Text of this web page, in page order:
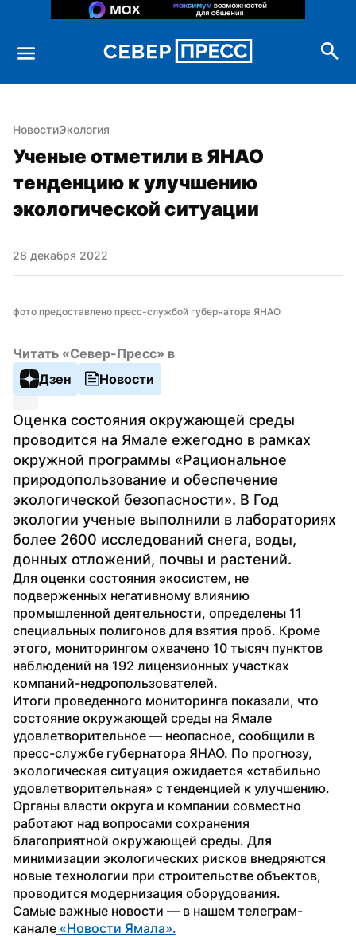
НовостиЭкология
Ученые отметили в ЯНАО
тенденцию к улучшению
экологической ситуации
28 декабря 2022
фото предоставлено пресс-службой губернатора ЯНАО
Читать «Север-Пресс» в
Дзен
Новости
Оценка состояния окружающей среды
проводится на Ямале ежегодно в рамках
окружной программы «Рациональное
природопользование и обеспечение
экологической безопасности». В Год
экологии ученые выполнили в лабораториях
более 2600 исследований снега, воды,
донных отложений, почвы и растений.
Для оценки состояния экосистем, не
подверженных негативному влиянию
промышленной деятельности, определены 11
специальных полигонов для взятия проб. Кроме
этого, мониторингом охвачено 10 тысяч пунктов
наблюдений на 192 лицензионных участках
компаний-недропользователей.
Итоги проведенного мониторинга показали, что
состояние окружающей среды на Ямале
удовлетворительное — неопасное, сообщили в
пресс-службе губернатора ЯНАО. По прогнозу,
экологическая ситуация ожидается «стабильно
удовлетворительная» с тенденцией к улучшению.
Органы власти округа и компании совместно
работают над вопросами сохранения
благоприятной окружающей среды. Для
минимизации экологических рисков внедряются
новые технологии при строительстве объектов,
проводится модернизация оборудования.
Самые важные новости — в нашем телеграм-
канале «Новости Ямала».